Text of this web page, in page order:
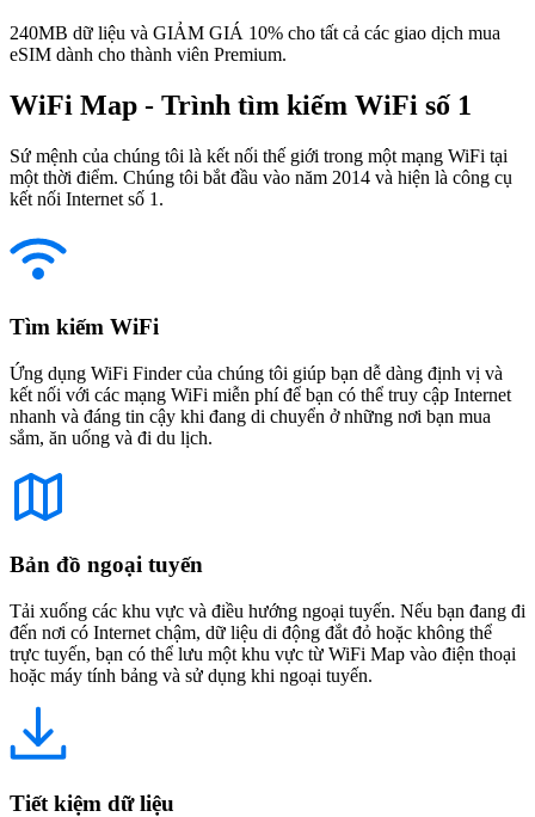
240MB dữ liệu và GIẢM GIÁ 10% cho tất cả các giao dịch mua
eSIM dành cho thành viên Premium.
WiFi Map - Trình tìm kiếm WiFi số 1
Sứ mệnh của chúng tôi là kết nối thế giới trong một mạng WiFi tại
một thời điểm. Chúng tôi bắt đầu vào năm 2014 và hiện là công cụ
kết nối Internet số 1.
Tìm kiếm WiFi
Ứng dụng WiFi Finder của chúng tôi giúp bạn dễ dàng định vị và
kết nối với các mạng WiFi miễn phí để bạn có thể truy cập Internet
nhanh và đáng tin cậy khi đang di chuyển ở những nơi bạn mua
sắm, ăn uống và đi du lịch.
Bản đồ ngoại tuyến
Tải xuống các khu vực và điều hướng ngoại tuyến. Nếu bạn đang đi
đến nơi có Internet chậm, dữ liệu di động đắt đỏ hoặc không thể
trực tuyến, bạn có thể lưu một khu vực từ WiFi Map vào điện thoại
hoặc máy tính bảng và sử dụng khi ngoại tuyến.
Tiết kiệm dữ liệu